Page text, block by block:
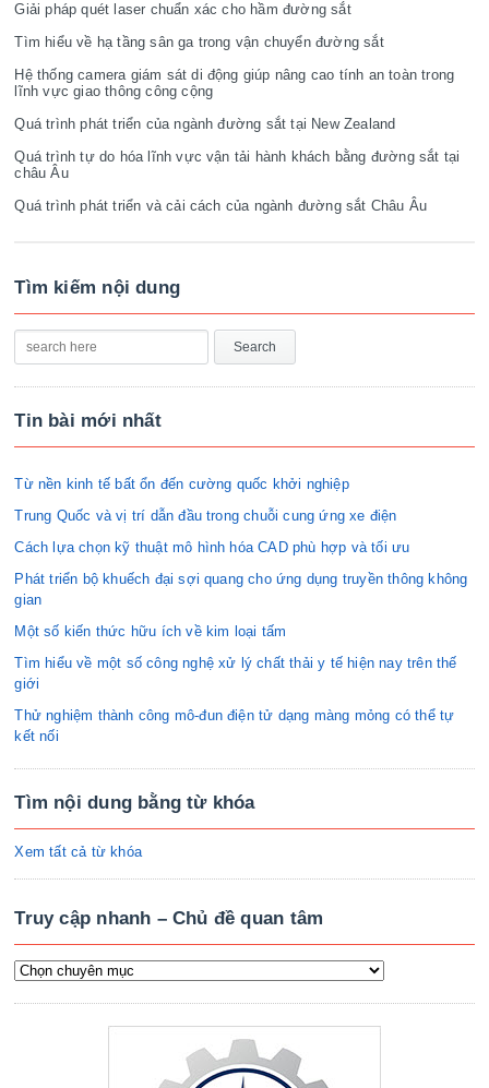
Giải pháp quét laser chuẩn xác cho hầm đường sắt
Tìm hiểu về hạ tầng sân ga trong vận chuyển đường sắt
Hệ thống camera giám sát di động giúp nâng cao tính an toàn trong
lĩnh vực giao thông công cộng
Quá trình phát triển của ngành đường sắt tại New Zealand
Quá trình tự do hóa lĩnh vực vận tải hành khách bằng đường sắt tại
châu Âu
Quá trình phát triển và cải cách của ngành đường sắt Châu Âu
Tìm kiếm nội dung
Tin bài mới nhất
Từ nền kinh tế bất ổn đến cường quốc khởi nghiệp
Trung Quốc và vị trí dẫn đầu trong chuỗi cung ứng xe điện
Cách lựa chọn kỹ thuật mô hình hóa CAD phù hợp và tối ưu
Phát triển bộ khuếch đại sợi quang cho ứng dụng truyền thông không
gian
Một số kiến thức hữu ích về kim loại tấm
Tìm hiểu về một số công nghệ xử lý chất thải y tế hiện nay trên thế
giới
Thử nghiệm thành công mô-đun điện tử dạng màng mỏng có thể tự
kết nối
Tìm nội dung bằng từ khóa
Xem tất cả từ khóa
Truy cập nhanh – Chủ đề quan tâm